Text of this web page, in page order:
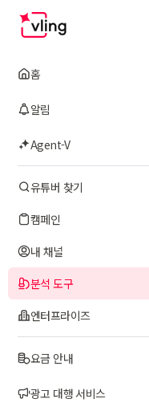
홈
알림
Agent-V
유튜버 찾기
캠페인
내 채널
분석 도구
엔터프라이즈
요금 안내
광고 대행 서비스